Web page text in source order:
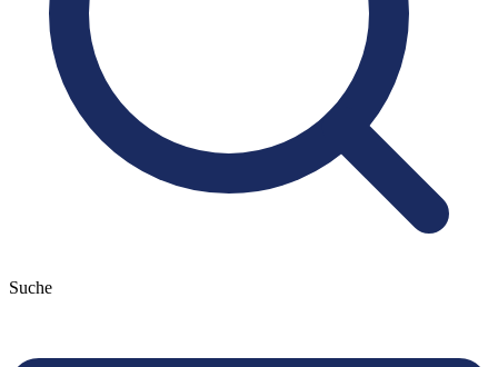
Suche